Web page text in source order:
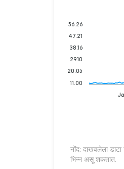
56.26
47.21
38.16
29.10
20.05
11.00
नोंद: दाखवलेला
भिन्न असू शकतात.